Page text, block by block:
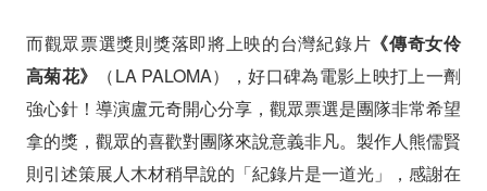
而觀眾票選獎則獎落即將上映的台灣紀錄片 《傳奇女伶
高菊花》
（LA PALOMA），好口碑為電影上映打上一劑
強心針！ 導演盧元奇開心分享，觀眾票選是團隊非常希望
拿的獎，觀眾的喜歡對團隊來說意義非凡。製作人熊儒賢
則引述策展人木材稍早說的「紀錄片是一道光」，感謝在